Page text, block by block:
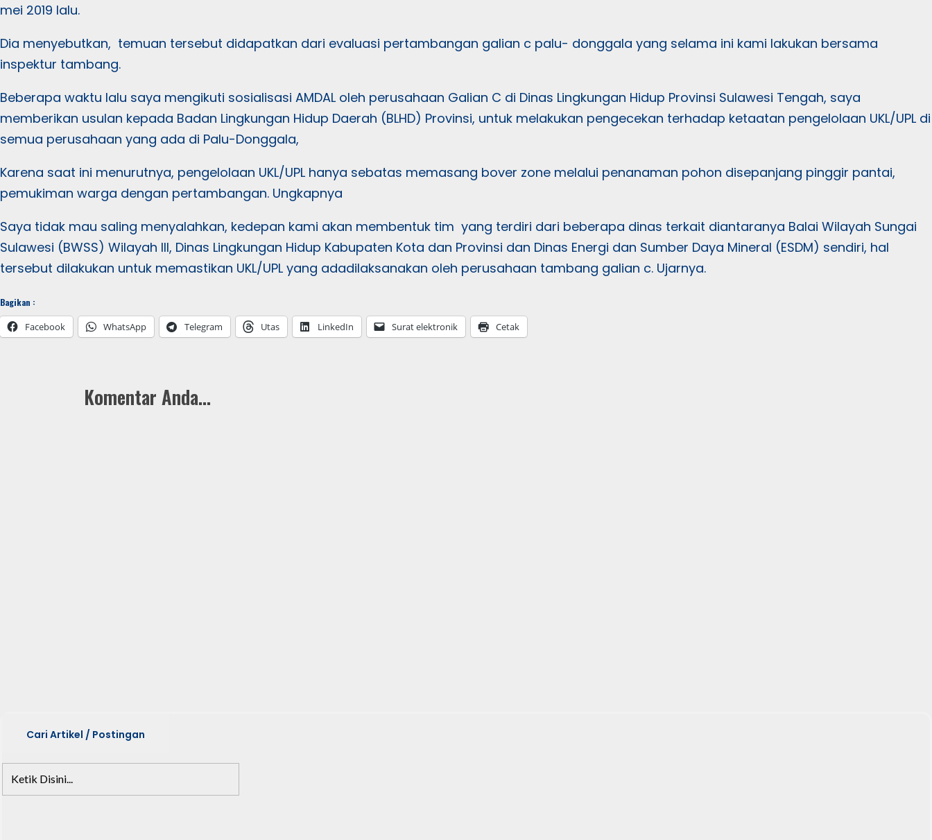
mei 2019 lalu.
Dia menyebutkan, temuan tersebut didapatkan dari evaluasi pertambangan galian c palu- donggala yang selama ini kami lakukan bersama
inspektur tambang.
Beberapa waktu lalu saya mengikuti sosialisasi AMDAL oleh perusahaan Galian C di Dinas Lingkungan Hidup Provinsi Sulawesi Tengah, saya
memberikan usulan kepada Badan Lingkungan Hidup Daerah (BLHD) Provinsi, untuk melakukan pengecekan terhadap ketaatan pengelolaan UKL/UPL di
semua perusahaan yang ada di Palu-Donggala,
Karena saat ini menurutnya, pengelolaan UKL/UPL hanya sebatas memasang bover zone melalui penanaman pohon disepanjang pinggir pantai,
pemukiman warga dengan pertambangan. Ungkapnya
Saya tidak mau saling menyalahkan, kedepan kami akan membentuk tim yang terdiri dari beberapa dinas terkait diantaranya Balai Wilayah Sungai
Sulawesi (BWSS) Wilayah III, Dinas Lingkungan Hidup Kabupaten Kota dan Provinsi dan Dinas Energi dan Sumber Daya Mineral (ESDM) sendiri, hal
tersebut dilakukan untuk memastikan UKL/UPL yang adadilaksanakan oleh perusahaan tambang galian c. Ujarnya.
Bagikan :
Facebook WhatsApp Telegram Utas LinkedIn Surat elektronik Cetak
Komentar Anda...
Cari Artikel / Postingan